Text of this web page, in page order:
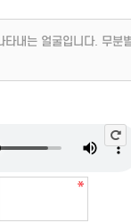
타내는 얼굴입니다. 무분